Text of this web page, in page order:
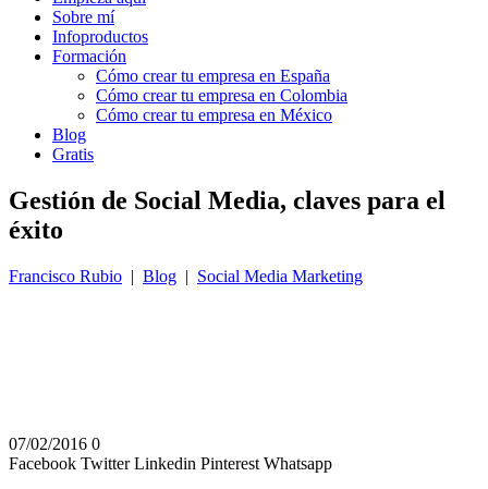
Sobre mí
Infoproductos
Formación
Cómo crear tu empresa en España
Cómo crear tu empresa en Colombia
Cómo crear tu empresa en México
Blog
Gratis
Gestión de Social Media, claves para el
éxito
Francisco Rubio | Blog | Social Media Marketing
07/02/2016 0
Facebook Twitter Linkedin Pinterest Whatsapp